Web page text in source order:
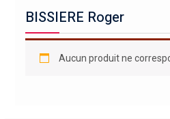
BISSIERE Roger
Aucun produit ne